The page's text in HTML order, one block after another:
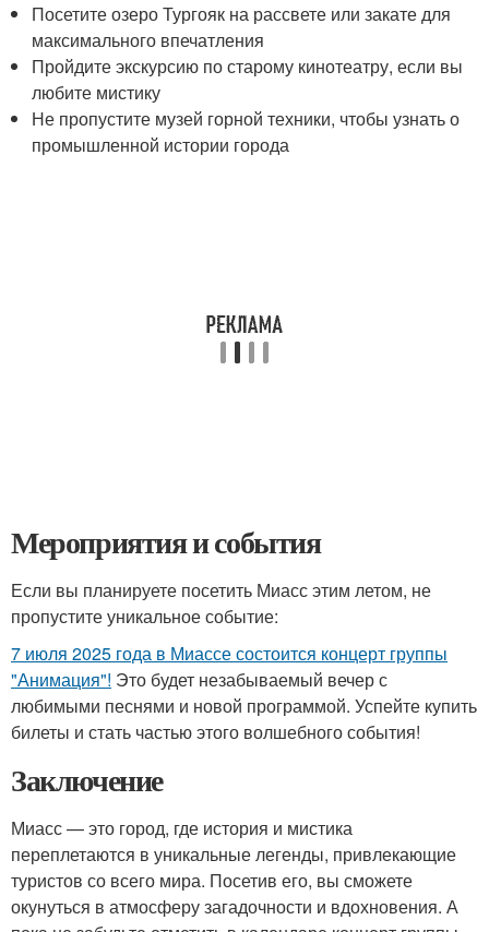
Посетите озеро Тургояк на рассвете или закате для
максимального впечатления
Пройдите экскурсию по старому кинотеатру, если вы
любите мистику
Не пропустите музей горной техники, чтобы узнать о
промышленной истории города
Мероприятия и события
Если вы планируете посетить Миасс этим летом, не
пропустите уникальное событие:
7 июля 2025 года в Миассе состоится концерт группы
"Анимация"! Это будет незабываемый вечер с
любимыми песнями и новой программой. Успейте купить
билеты и стать частью этого волшебного события!
Заключение
Миасс — это город, где история и мистика
переплетаются в уникальные легенды, привлекающие
туристов со всего мира. Посетив его, вы сможете
окунуться в атмосферу загадочности и вдохновения. А